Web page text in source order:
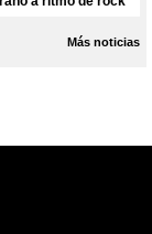
Más noticias